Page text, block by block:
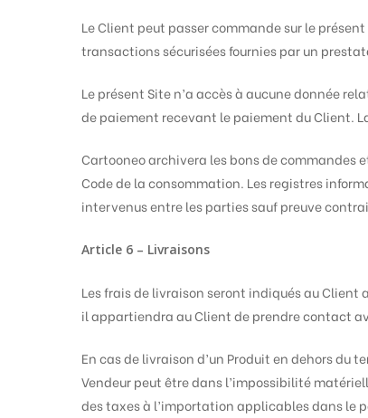
Le Client peut passer commande sur le
transactions sécurisées fournies par un
Le présent Site n’a accès à aucune donnée
de paiement recevant le paiement du Client.
Cartooneo archivera les bons de commandes
Code de la consommation. Les registres
intervenus entre les parties sauf preuve
Article 6 – Livraisons
Les frais de livraison seront indiqués au
il appartiendra au Client de prendre contact
En cas de livraison d’un Produit en dehors du
Vendeur peut être dans l’impossibilité
des taxes à l’importation applicables dans le